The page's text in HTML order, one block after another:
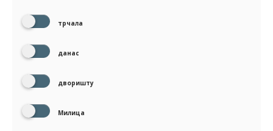
трчала
данас
дворишту
Милица